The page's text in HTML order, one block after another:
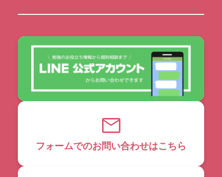
フォームでのお問い合わせはこちら